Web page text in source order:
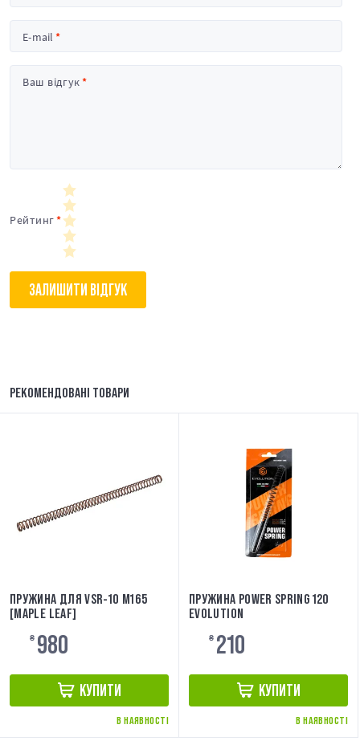
E-mail
Ваш відгук
Рейтинг
ЗАЛИШИТИ ВІДГУК
РЕКОМЕНДОВАНІ ТОВАРИ
ПРУЖИНА ДЛЯ VSR-10 M165
[MAPLE LEAF]
₴ 980
КУПИТИ
В НАЯВНОСТІ
ПРУЖИНА POWER SPRING 120
EVOLUTION
₴ 210
КУПИТИ
В НАЯВНОСТІ